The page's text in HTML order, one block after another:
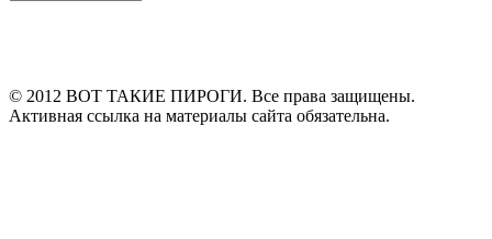
© 2012 ВОТ ТАКИЕ ПИРОГИ. Все права защищены.
Активная ссылка на материалы сайта обязательна.